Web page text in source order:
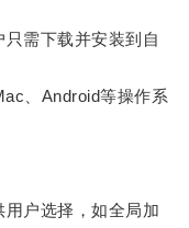
需下载并安装到自
、Android等操作系
户选择，如全局加